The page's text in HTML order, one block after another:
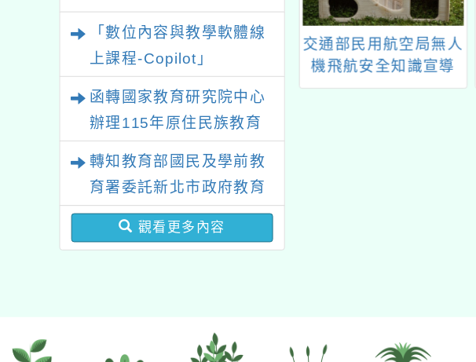
「數位內容與教學軟體線
上課程-Copilot」
函轉國家教育研究院中心
辦理115年原住民族教育
育國際趨勢與發展」
轉知教育部國民及學前教
育署委託新北市政府教育
局辦理「115年度教師專
業成長研習實施計畫－夢
觀看更多內容
度閩東語文分
合教學運用工
有關本局委請本市大溪
區南興國民小學辦理
「桃園市112學年度第
2學期非山非市暨偏遠
學校課後科普計畫」說
明會
交通部民用航空局無人
機飛航安全知識宣導